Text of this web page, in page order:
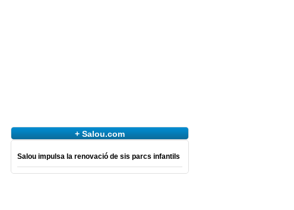
+ Salou.com
Salou impulsa la renovació de sis parcs infantils